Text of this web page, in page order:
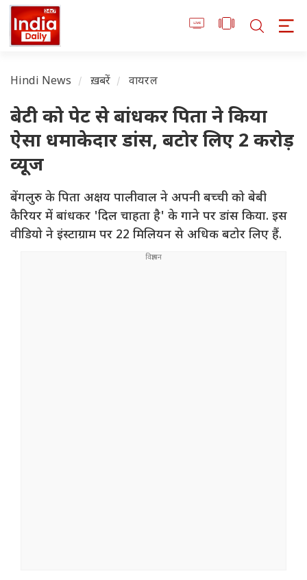
Hindi News ख़बरें वायरल
बेटी को पेट से बांधकर पिता ने किया
ऐसा धमाकेदार डांस, बटोर लिए 2 करोड़
व्यूज
बेंगलुरु के पिता अक्षय पालीवाल ने अपनी बच्ची को बेबी
कैरियर में बांधकर 'दिल चाहता है' के गाने पर डांस किया. इस
वीडियो ने इंस्टाग्राम पर 22 मिलियन से अधिक बटोर लिए हैं.